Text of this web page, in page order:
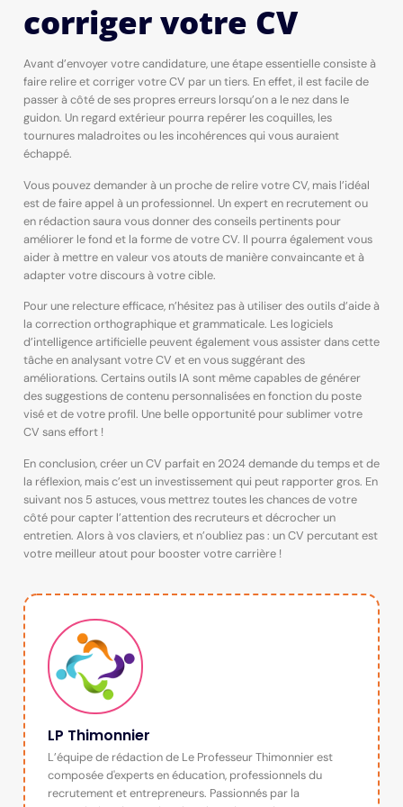
corriger votre CV
Avant d’envoyer votre candidature, une étape essentielle consiste à
faire relire et corriger votre CV par un tiers. En effet, il est facile de
passer à côté de ses propres erreurs lorsqu’on a le nez dans le
guidon. Un regard extérieur pourra repérer les coquilles, les
tournures maladroites ou les incohérences qui vous auraient
échappé.
Vous pouvez demander à un proche de relire votre CV, mais l’idéal
est de faire appel à un professionnel. Un expert en recrutement ou
en rédaction saura vous donner des conseils pertinents pour
améliorer le fond et la forme de votre CV. Il pourra également vous
aider à mettre en valeur vos atouts de manière convaincante et à
adapter votre discours à votre cible.
Pour une relecture efficace, n’hésitez pas à utiliser des outils d’aide à
la correction orthographique et grammaticale. Les logiciels
d’intelligence artificielle peuvent également vous assister dans cette
tâche en analysant votre CV et en vous suggérant des
améliorations. Certains outils IA sont même capables de générer
des suggestions de contenu personnalisées en fonction du poste
visé et de votre profil. Une belle opportunité pour sublimer votre
CV sans effort !
En conclusion, créer un CV parfait en 2024 demande du temps et de
la réflexion, mais c’est un investissement qui peut rapporter gros. En
suivant nos 5 astuces, vous mettrez toutes les chances de votre
côté pour capter l’attention des recruteurs et décrocher un
entretien. Alors à vos claviers, et n’oubliez pas : un CV percutant est
votre meilleur atout pour booster votre carrière !
LP Thimonnier
L’équipe de rédaction de Le Professeur Thimonnier est
composée d'experts en éducation, professionnels du
recrutement et entrepreneurs. Passionnés par la